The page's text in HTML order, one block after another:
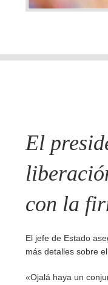
El
con la
El jefe de Estado
más detalles sobre
«Ojalá haya un